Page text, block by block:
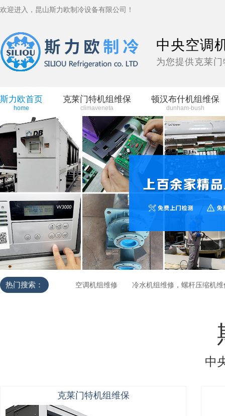
欢迎进入，昆山斯力欧制冷设备有限公司！
中央空调
为您提供克莱
斯力欧首页
home
克莱门特机组维保
climaveneta
顿汉布什机组维保
dunham-bush
热门搜索： 空调机组维修 冷水机组维修，螺杆压缩机
中
克莱门特机组维保